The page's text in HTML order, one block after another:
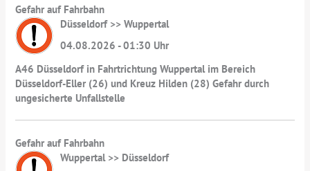
Gefahr auf Fahrbahn
Düsseldorf >> Wuppertal
04.08.2026 - 01:30 Uhr
A46 Düsseldorf in Fahrtrichtung Wuppertal im Bereich
Düsseldorf-Eller (26) und Kreuz Hilden (28) Gefahr durch
ungesicherte Unfallstelle
Gefahr auf Fahrbahn
Wuppertal >> Düsseldorf